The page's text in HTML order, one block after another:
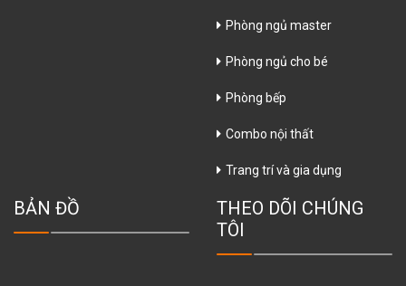
Phòng ngủ master
Phòng ngủ cho bé
Phòng bếp
Combo nội thất
Trang trí và gia dụng
BẢN ĐỒ
THEO DÕI CHÚNG
TÔI